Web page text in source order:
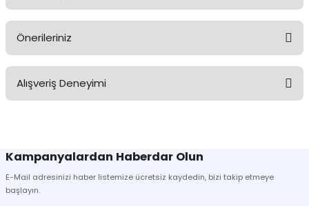
Önerileriniz
Bu ürünün fiyat bilgisi, resim, ürün açıklamalarında ve diğer
konularda yetersiz gördüğünüz noktaları öneri formunu kullanarak
tarafımıza iletebilirsiniz.
Ürün açıklamasında eksik bilgiler bulunuyor.
Alışveriş Deneyimi
Deneyimini Paylaş
Kampanyalardan Haberdar Olun
E-Mail adresinizi haber listemize ücretsiz kaydedin, bizi takip etmeye
başlayın.